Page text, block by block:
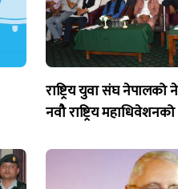
राष्ट्रिय युवा संघ नेपालको
नवौ राष्ट्रिय